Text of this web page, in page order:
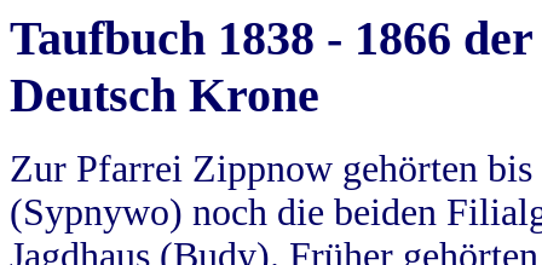
Taufbuch 1838 - 1866
Deutsch Krone
Zur Pfarrei Zippnow gehörten
(Sypnywo) noch die beiden
Jagdhaus (Budy). Früher